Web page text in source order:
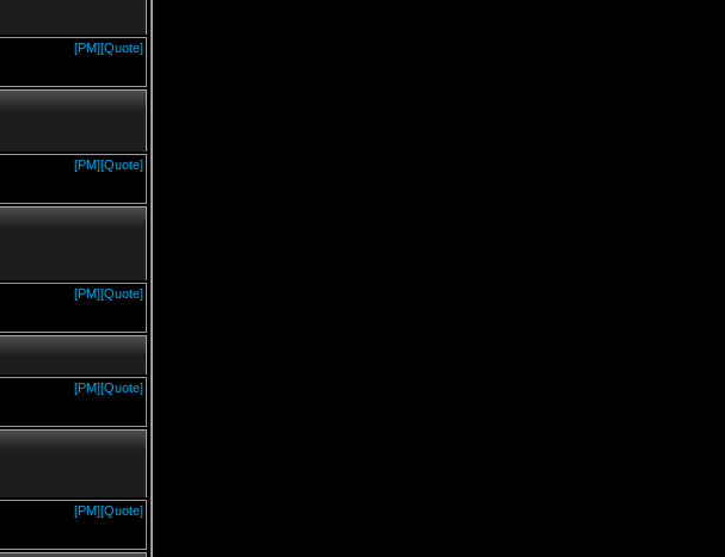
[PM][Quote]
[PM][Quote]
[PM][Quote]
[PM][Quote]
[PM][Quote]